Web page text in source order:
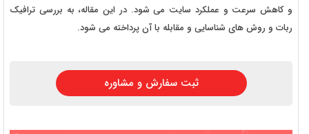
و کاهش سرعت و عملکرد سایت می شود. در این مقاله، به بررسی ترافیک
ربات و روش های شناسایی و مقابله با آن پرداخته می شود.
ثبت سفارش و مشاوره